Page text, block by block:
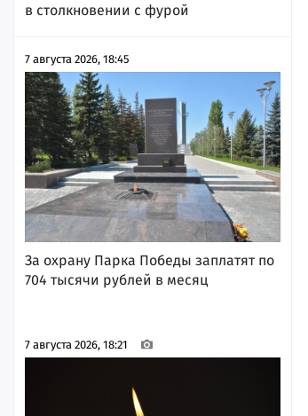
в столкновении с фурой
7 августа 2026, 18:45
За охрану Парка Победы заплатят по
704 тысячи рублей в месяц
7 августа 2026, 18:21